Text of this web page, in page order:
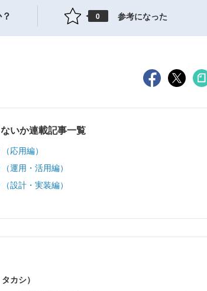
0 参考になった
いか連載記事一覧
応用編）
運用・活用編）
設計・実装編）
カシ）